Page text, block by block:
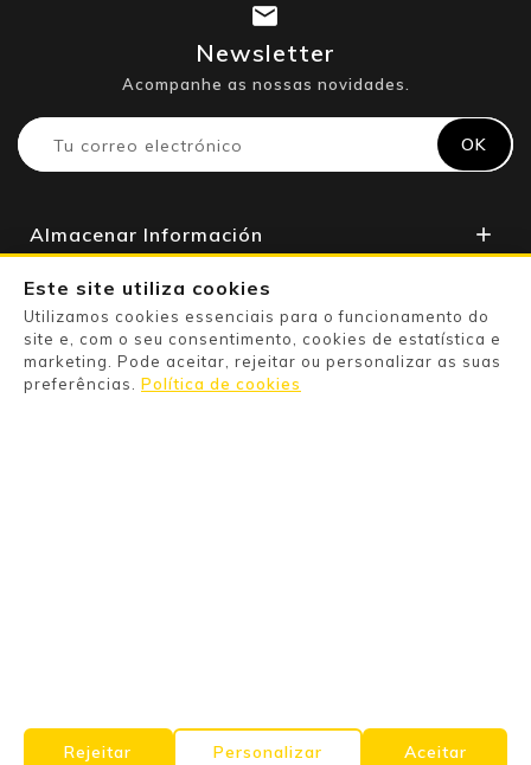
Newsletter
Acompanhe as nossas novidades.
Almacenar Información 
Apoyo Al Cliente
Su Cuenta 
Powered By
Este site utiliza cookies
Utilizamos cookies essenciais para o funcionamento do
site e, com o seu consentimento, cookies de estatística e
marketing. Pode aceitar, rejeitar ou personalizar as suas
preferências. Política de cookies
Rejeitar Personalizar Aceitar